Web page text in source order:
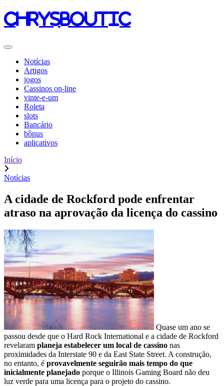
chrysboutic
Notícias
Artigos
jogos
Cassinos on-line
vinte-e-um
Roleta
slots
Bancário
bônus
aplicativos
Início
Notícias
A cidade de Rockford pode enfrentar
atraso na aprovação da licença do cassino
Quase um ano se
passou desde que o Hard Rock International e a cidade de Rockford
revelaram planeja estabelecer um local de cassino nas
proximidades da Interstate 90 e da East State Street. A construção,
no entanto, é provavelmente seguirão mais tempo do que
inicialmente planejado porque o Illinois Gaming Board não deu
luz verde para uma licença para o projeto do cassino.